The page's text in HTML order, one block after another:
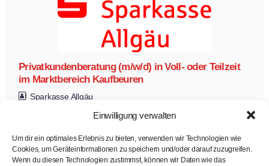
Einwilligung verwalten
Um dir ein optimales Erlebnis zu bieten, verwenden wir Technologien wie
Cookies, um Geräteinformationen zu speichern und/oder darauf zuzugreifen.
Wenn du diesen Technologien zustimmst, können wir Daten wie das
Privatkundenberatung (m/w/d) in Voll- oder Teilzeit
im Marktbereich Kaufbeuren
Sparkasse Allgäu